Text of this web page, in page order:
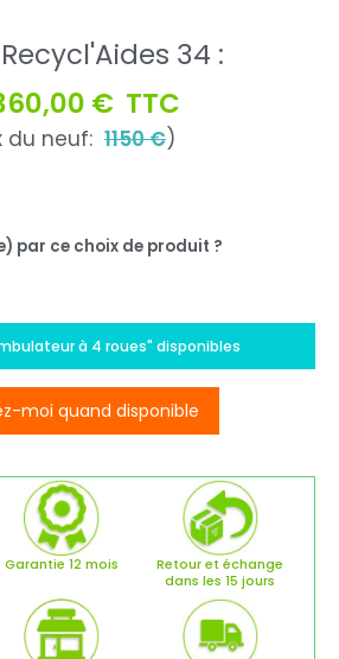
34 :
€ TTC
du neuf: 1150 €)
par ce choix de produit ?
à 4 roues" disponibles
moi quand disponible
Garantie 12 mois
Retour et échange
dans les 15 jours